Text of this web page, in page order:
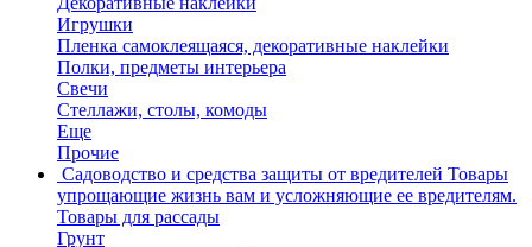
Игрушки
Пленка самоклеящаяся, декоративные наклейки
Полки, предметы интерьера
Свечи
Стеллажи, столы, комоды
Еще
Прочие
Садоводство и средства защиты от вредителей Товары
упрощающие жизнь вам и усложняющие ее вредителям.
Товары для рассады
Грунт